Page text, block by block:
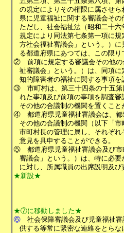
の規定によりその権限に属させ
県に児童福祉に関する審議会そ
ただし、社会福祉法（昭和二十
規定により同法第七条第一項に
方社会福祉審議会」という。）
る都道府県にあつては、この限り
②
前項に規定する審議会その他
祉審議会」という。）は、同項
知的障害者の福祉に関する事項を
③
市町村は、第三十四条の十五
れた事項及び前項の事項を調査
その他の合議制の機関を置くこと
④
都道府県児童福祉審議会は、
その他の合議制の機関（以下「
市町村長の管理に属し、それぞ
意見を具申することができる。
⑤
都道府県児童福祉審議会及び
審議会」という。）は、特に必
に対し、所属職員の出席説明及
★新設★
★⑦に移動しました★
⑥
社会保障審議会及び児童福祉
供する等常に緊密な連絡をとらな